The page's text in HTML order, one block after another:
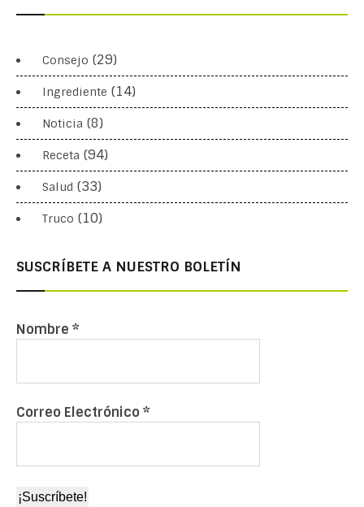
Consejo (29)
Ingrediente (14)
Noticia (8)
Receta (94)
Salud (33)
Truco (10)
SUSCRÍBETE A NUESTRO BOLETÍN
Nombre *
Correo Electrónico *